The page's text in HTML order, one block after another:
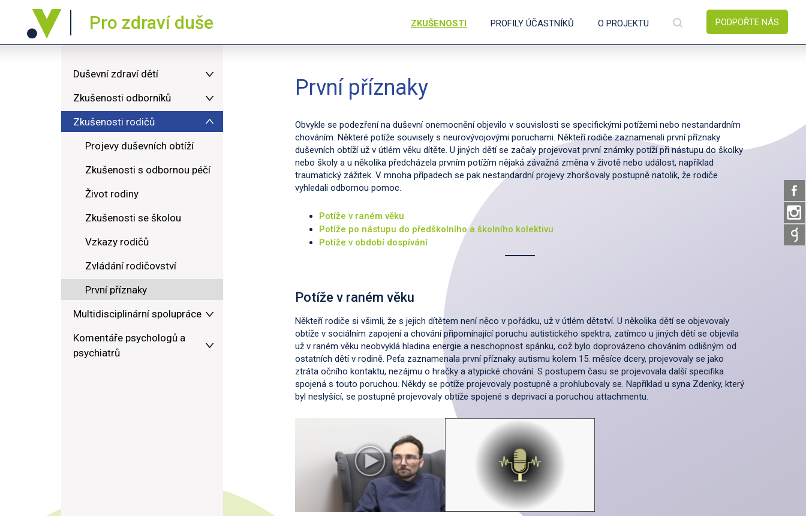
Pro zdraví duše PODPOŘTE NÁS
ZKUŠENOSTI PROFILY ÚČASTNÍKŮ O PROJEKTU
Duševní zdraví dětí
Zkušenosti odborníků
Zkušenosti rodičů
Projevy duševních obtíží
Zkušenosti s odbornou péčí
Život rodiny
Zkušenosti se školou
Vzkazy rodičů
Zvládání rodičovství
První příznaky
Multidisciplinární spolupráce
Komentáře psychologů a
psychiatrů
První příznaky
Obvykle se podezření na duševní onemocnění objevilo v souvislosti se specifickými potížemi nebo nestandardním
chováním. Některé potíže souvisely s neurovývojovými poruchami. Někteří rodiče zaznamenali první příznaky
duševních obtíží už v útlém věku dítěte. U jiných dětí se začaly projevovat první známky potíží při nástupu do školky
nebo školy a u několika předcházela prvním potížím nějaká závažná změna v životě nebo událost, například
traumatický zážitek. V mnoha případech se pak nestandardní projevy zhoršovaly postupně natolik, že rodiče
vyhledali odbornou pomoc.
Potíže v raném věku
Potíže po nástupu do předškolního a školního kolektivu
Potíže v období dospívání
Potíže v raném věku
Někteří rodiče si všimli, že s jejich dítětem není něco v pořádku, už v útlém dětství. U několika dětí se objevovaly
obtíže v sociálním zapojení a chování připomínající poruchu autistického spektra, zatímco u jiných dětí se objevila
už v raném věku neobvyklá hladina energie a neschopnost spánku, což bylo doprovázeno chováním odlišným od
ostatních dětí v rodině. Peťa zaznamenala první příznaky autismu kolem 15. měsíce dcery, projevovaly se jako
ztráta očního kontaktu, nezájmu o hračky a atypické chování. S postupem času se projevovala další specifika
spojená s touto poruchou. Někdy se potíže projevovaly postupně a prohlubovaly se. Například u syna Zdenky, který
byl neslyšící, se postupně projevovaly obtíže spojené s deprivací a poruchou attachmentu.